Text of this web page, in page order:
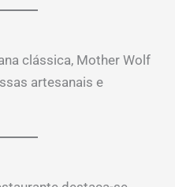
clássica, Mother Wolf
artesanais e